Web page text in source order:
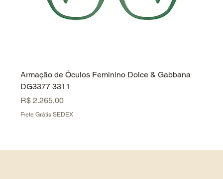
Armação de Óculos Feminino Dolce & Gabbana
DG3377 3311
Preço
R$ 2.265,00
Frete Grátis SEDEX